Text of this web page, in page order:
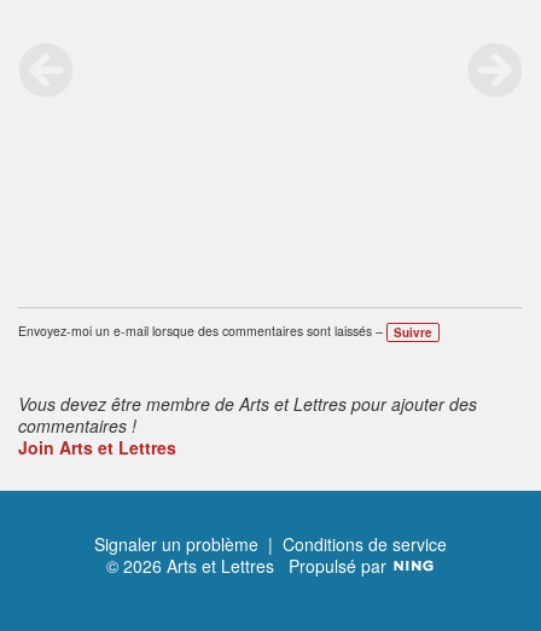
Envoyez-moi un e-mail lorsque des commentaires sont laissés – Suivre
Vous devez être membre de Arts et Lettres pour ajouter des
commentaires !
Join Arts et Lettres
Signaler un problème | Conditions de service
© 2026 Arts et Lettres Propulsé par